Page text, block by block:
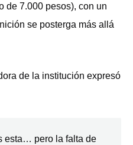
de 7.000 pesos), con un
se posterga más allá
de la institución expresó
esta… pero la falta de